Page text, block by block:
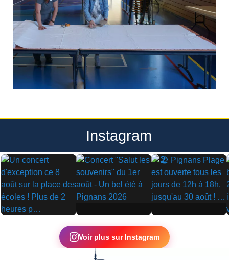
Instagram
▶
▶ ▶
Voir plus sur Instagram